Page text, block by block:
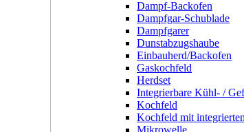
Dampf-Backofen
Dampfgar-Schublade
Dampfgarer
Dunstabzugshaube
Einbauherd/Backofen
Gaskochfeld
Herdset
Integrierbare Kühl- /
Kochfeld
Kochfeld mit
Mikrowelle